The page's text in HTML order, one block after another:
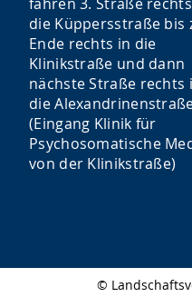
die Küppersstraße bis
Ende rechts in die
Klinikstraße und dann
nächste Straße rechts
die
(Eingang Klinik für
Psychosomatische
von der Klinikstraße)
©